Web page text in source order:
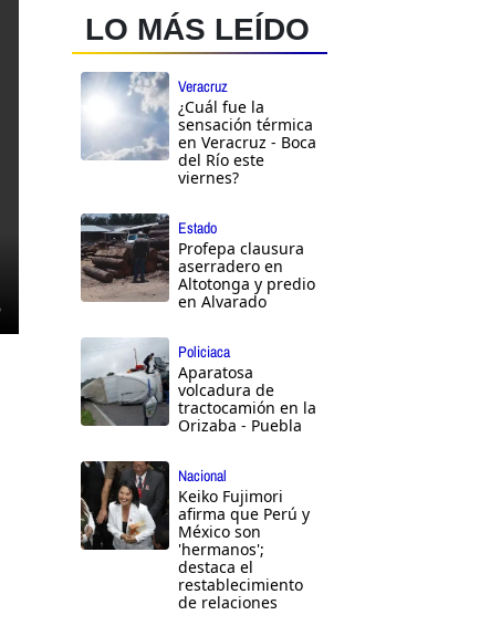
LO MÁS LEÍDO
Veracruz
¿Cuál fue la
sensación térmica
en Veracruz - Boca
del Río este
viernes?
Estado
Profepa clausura
aserradero en
Altotonga y predio
en Alvarado
Policiaca
Aparatosa
volcadura de
tractocamión en la
Orizaba - Puebla
Nacional
Keiko Fujimori
afirma que Perú y
México son
'hermanos';
destaca el
restablecimiento
de relaciones